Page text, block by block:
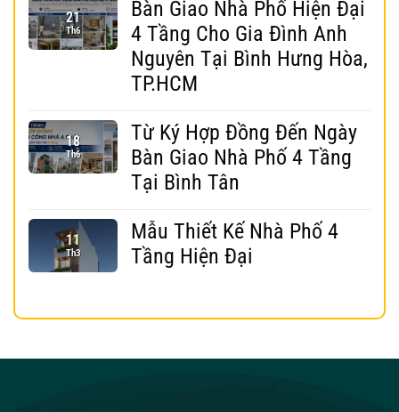
21
Th6
Bàn Giao Nhà Phố Hiện Đại
4 Tầng Cho Gia Đình Anh
Nguyên Tại Bình Hưng Hòa,
TP.HCM
18
Th6
Từ Ký Hợp Đồng Đến Ngày
Bàn Giao Nhà Phố 4 Tầng
Tại Bình Tân
11
Th3
Mẫu Thiết Kế Nhà Phố 4
Tầng Hiện Đại